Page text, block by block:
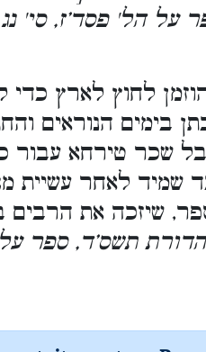
על הל' פסד’ז, סי'
לחוץ לארץ
בימים הנוראים
שכר טירחא עבור
לאחר עשיית
שיזכה את הרבים
תשס’ד, ספר